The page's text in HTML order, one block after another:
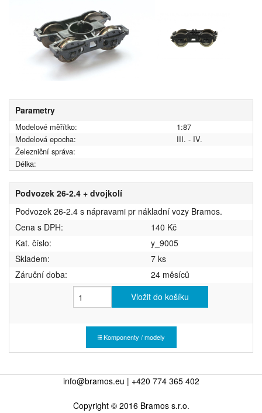
Parametry
Modelové měřítko:
1:87
Modelová epocha:
III. - IV.
Železniční správa:
Délka:
Podvozek 26-2.4 + dvojkolí
Podvozek 26-2.4 s nápravami pr nákladní vozy Bramos.
Cena s DPH:
140 Kč
Kat. číslo:
y_9005
Skladem:
7 ks
Záruční doba:
24 měsíců
Vložit do košíku
Komponenty / modely
info@bramos.eu | +420 774 365 402
Copyright © 2016 Bramos s.r.o.